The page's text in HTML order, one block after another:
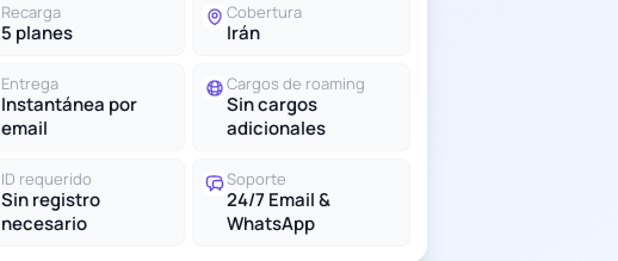
Recarga
5 planes
Cobertura
Irán
Entrega
Instantánea por
email
Cargos de roaming
Sin cargos
adicionales
ID requerido
Sin registro
necesario
Soporte
24/7 Email &
WhatsApp